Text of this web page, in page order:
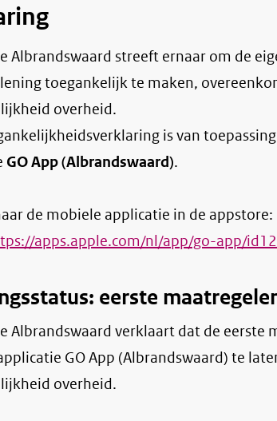
toegankelijk te maken,
overheid.
is van
GO App (Albrandswaard).
de mobiele applicatie in de appstore:
apps.apple.com/nl/app/go-app/
eerste
GO App (Albrandswaard) te
overheid.